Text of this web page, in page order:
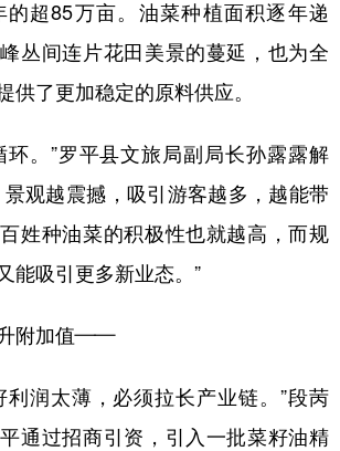
的超85万亩。油菜种植面积逐年递
丛间连片花田美景的蔓延，也为全
供了更加稳定的原料供应。
环。”罗平县文旅局副局长孙露露解
景观越震撼，吸引游客越多，越能带
姓种油菜的积极性也就越高，而规
能吸引更多新业态。”
附加值——
利润太薄，必须拉长产业链。”段苪
通过招商引资，引入一批菜籽油精